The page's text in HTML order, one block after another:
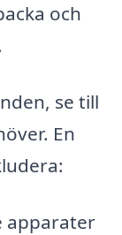
och
se till
En
apparater